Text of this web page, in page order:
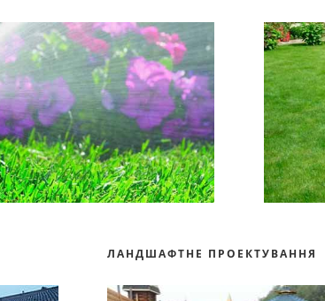
ЛАНДШАФТНЕ ПРОЕКТУВАННЯ